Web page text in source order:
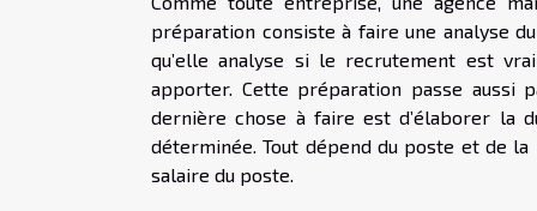
préparation consiste à faire une analyse
qu’elle analyse si le recrutement est
apporter. Cette préparation passe aussi
dernière chose à faire est d’élaborer la
déterminée. Tout dépend du poste et de
salaire du poste.